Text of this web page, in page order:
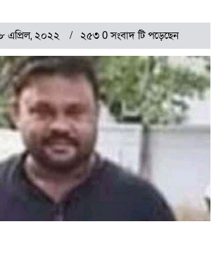
এপ্রিল, ২০২২ ২৫৩ 0 সংবাদ টি পড়েছেন